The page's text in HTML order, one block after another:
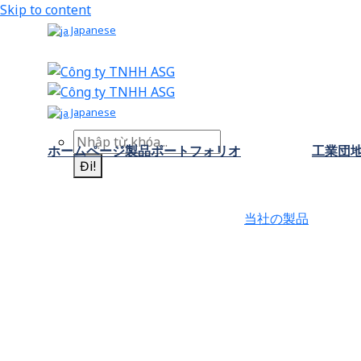
Skip to content
Japanese
Japanese
Đi!
ホームページ製品ポートフォリオ
当社の製品
工業団